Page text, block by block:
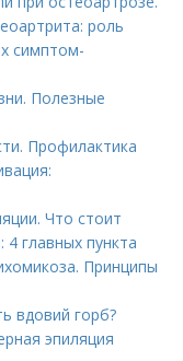
роль
симптом-
Полезные
Профилактика
Что стоит
главных пункта
Принципы
вдовий горб?
эпиляция